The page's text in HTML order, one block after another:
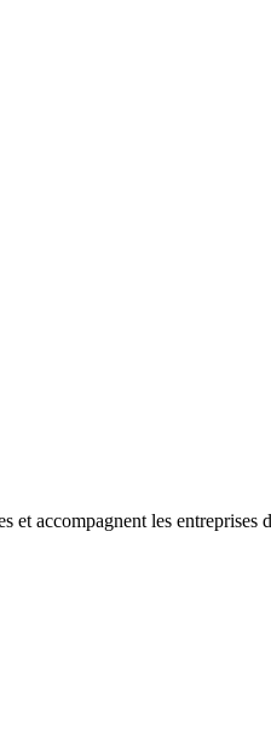
et accompagnent les entreprises